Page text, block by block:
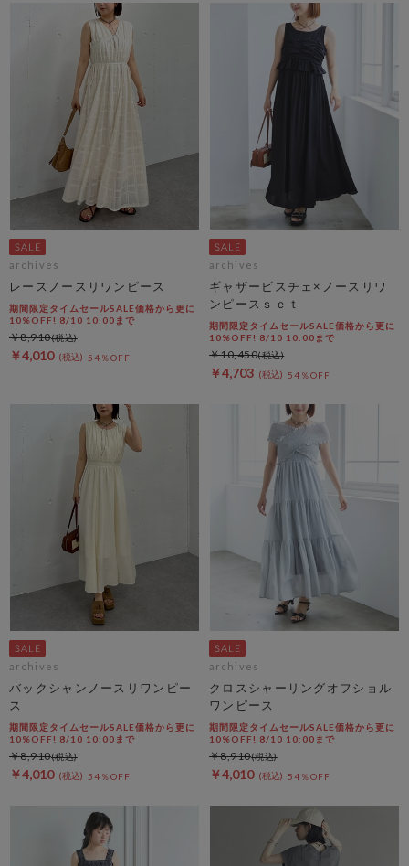
archives
レースノースリワンピース
期間限定タイムセールSALE価格から更に
10%OFF! 8/10 10:00まで
￥4,010 54％OFF
￥8,910
archives
ギャザービスチェ×ノースリワ
ンピースｓｅｔ
期間限定タイムセールSALE価格から更に
10%OFF! 8/10 10:00まで
￥4,703 54％OFF
￥10,450
archives
バックシャンノースリワンピー
ス
期間限定タイムセールSALE価格から更に
10%OFF! 8/10 10:00まで
￥4,010 54％OFF
￥8,910
archives
クロスシャーリングオフショル
ワンピース
期間限定タイムセールSALE価格から更に
10%OFF! 8/10 10:00まで
￥4,010 54％OFF
￥8,910